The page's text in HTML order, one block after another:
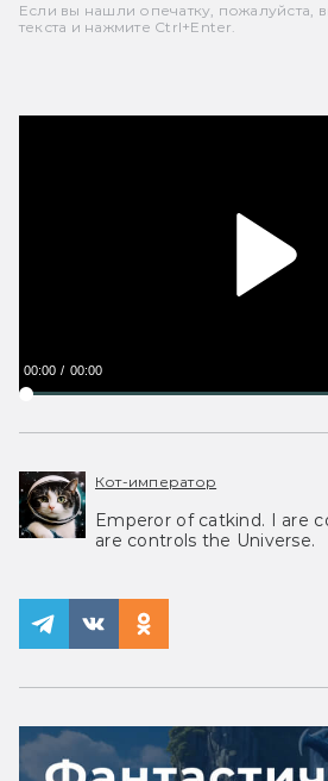
Если вы нашли опечатку, пожалуйста,
текста и нажмите Ctrl+Enter.
00:00 00:00
Кот-император
Emperor of catkind. I are
are controls the Universe.